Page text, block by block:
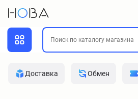
Доставка Обмен